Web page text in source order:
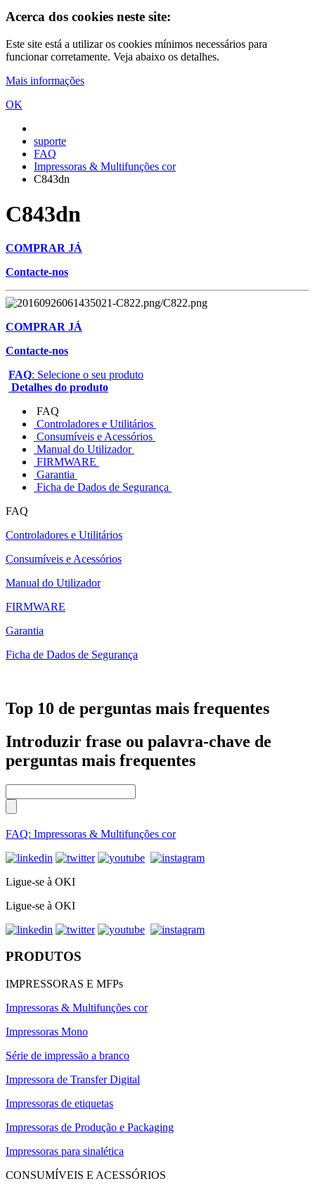
Acerca dos cookies neste site:
Este site está a utilizar os cookies mínimos necessários para
funcionar corretamente. Veja abaixo os detalhes.
Mais informações
OK
suporte
FAQ
Impressoras & Multifunções cor
C843dn
C843dn
COMPRAR JÁ
Contacte-nos
COMPRAR JÁ
Contacte-nos
FAQ: Selecione o seu produto
Detalhes do produto
FAQ
Controladores e Utilitários
Consumíveis e Acessórios
Manual do Utilizador
FIRMWARE
Garantia
Ficha de Dados de Segurança
FAQ
Controladores e Utilitários
Consumíveis e Acessórios
Manual do Utilizador
FIRMWARE
Garantia
Ficha de Dados de Segurança
Top 10 de perguntas mais frequentes
Introduzir frase ou palavra-chave de
perguntas mais frequentes
FAQ: Impressoras & Multifunções cor
Ligue-se à OKI
Ligue-se à OKI
PRODUTOS
IMPRESSORAS E MFPs
Impressoras & Multifunções cor
Impressoras Mono
Série de impressão a branco
Impressora de Transfer Digital
Impressoras de etiquetas
Impressoras de Produção e Packaging
Impressoras para sinalética
CONSUMÍVEIS E ACESSÓRIOS